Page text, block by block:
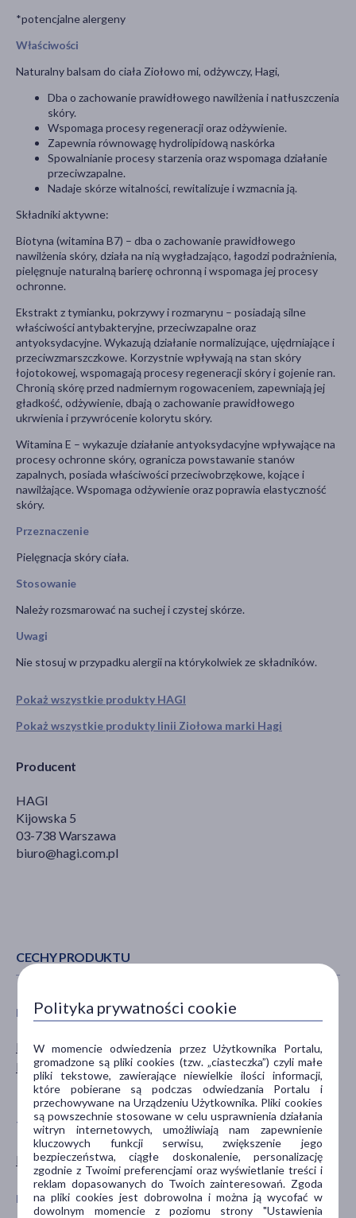
Pokaż wszystkie produkty HAGI
Pokaż wszystkie produkty linii Ziołowa marki Hagi
Producent
HAGI
Kijowska 5
03-738 Warszawa
biuro@hagi.com.pl
*potencjalne alergeny
Właściwości
Naturalny balsam do ciała Ziołowo mi, odżywczy, Hagi,
Dba o zachowanie prawidłowego nawilżenia i natłuszczenia
skóry.
Wspomaga procesy regeneracji oraz odżywienie.
Zapewnia równowagę hydrolipidową naskórka
Spowalnianie procesy starzenia oraz wspomaga działanie
przeciwzapalne.
Nadaje skórze witalności, rewitalizuje i wzmacnia ją.
Składniki aktywne:
Biotyna (witamina B7) – dba o zachowanie prawidłowego
nawilżenia skóry, działa na nią wygładzająco, łagodzi podrażnienia,
pielęgnuje naturalną barierę ochronną i wspomaga jej procesy
ochronne.
Ekstrakt z tymianku, pokrzywy i rozmarynu – posiadają silne
właściwości antybakteryjne, przeciwzapalne oraz
antyoksydacyjne. Wykazują działanie normalizujące, ujędrniające i
przeciwzmarszczkowe. Korzystnie wpływają na stan skóry
łojotokowej, wspomagają procesy regeneracji skóry i gojenie ran.
Chronią skórę przed nadmiernym rogowaceniem, zapewniają jej
gładkość, odżywienie, dbają o zachowanie prawidłowego
ukrwienia i przywrócenie kolorytu skóry.
Witamina E – wykazuje działanie antyoksydacyjne wpływające na
procesy ochronne skóry, ogranicza powstawanie stanów
zapalnych, posiada właściwości przeciwobrzękowe, kojące i
nawilżające. Wspomaga odżywienie oraz poprawia elastyczność
skóry.
Przeznaczenie
Pielęgnacja skóry ciała.
Stosowanie
Należy rozsmarować na suchej i czystej skórze.
Uwagi
Nie stosuj w przypadku alergii na którykolwiek ze składników.
CECHY PRODUKTU
PŁEĆ
Mężczyzna
Kobieta
WIEK
dla młodzieży
dla dorosłych
dla seniorów
TYP PRODUKTU
Kosmetyk
POSTAĆ
balsam
DZIAŁANIE/WŁAŚCIWOŚCI PROBLEM
Polityka prywatności cookie
W momencie odwiedzenia przez Użytkownika Portalu,
gromadzone są pliki cookies (tzw. „ciasteczka”) czyli małe
pliki tekstowe, zawierające niewielkie ilości informacji,
które pobierane są podczas odwiedzania Portalu i
przechowywane na Urządzeniu Użytkownika. Pliki cookies
są powszechnie stosowane w celu usprawnienia działania
witryn internetowych, umożliwiają nam zapewnienie
kluczowych funkcji serwisu, zwiększenie jego
bezpieczeństwa, ciągłe doskonalenie, personalizację
zgodnie z Twoimi preferencjami oraz wyświetlanie treści i
reklam dopasowanych do Twoich zainteresowań. Zgoda
na pliki cookies jest dobrowolna i można ją wycofać w
dowolnym momencie z poziomu strony "Ustawienia